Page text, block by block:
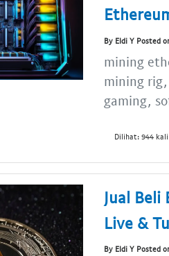
By Eldi Y Posted
mining
mining
gaming,
Dilihat: 944 kali
Jual Beli
Live &
By Eldi Y Posted